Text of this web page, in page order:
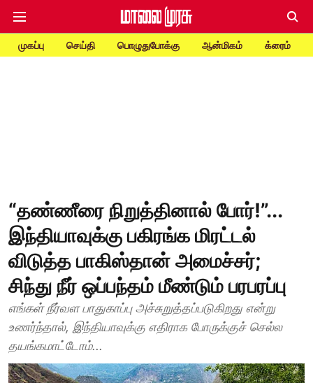
முகப்பு செய்தி பொழுதுபோக்கு ஆன்மிகம் க்ரைம்
“தண்ணீரை நிறுத்தினால் போர்!”...
இந்தியாவுக்கு பகிரங்க மிரட்டல்
விடுத்த பாகிஸ்தான் அமைச்சர்;
சிந்து நீர் ஒப்பந்தம் மீண்டும் பரபரப்பு
எங்கள் நீர்வள பாதுகாப்பு அச்சுறுத்தப்படுகிறது என்று
உணர்ந்தால், இந்தியாவுக்கு எதிராக போருக்குச் செல்ல
தயங்கமாட்டோம்...